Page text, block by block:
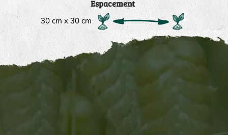
Espacement
30 cm x 30 cm